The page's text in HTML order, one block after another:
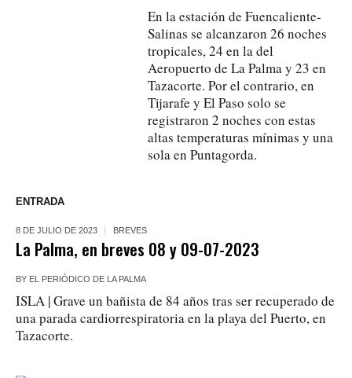
En la estación de Fuencaliente-
Salinas se alcanzaron 26 noches
tropicales, 24 en la del
Aeropuerto de La Palma y 23 en
Tazacorte. Por el contrario, en
Tijarafe y El Paso solo se
registraron 2 noches con estas
altas temperaturas mínimas y una
sola en Puntagorda.
ENTRADA
8 DE JULIO DE 2023 BREVES
La Palma, en breves 08 y 09-07-2023
BY EL PERIÓDICO DE LA PALMA
ISLA | Grave un bañista de 84 años tras ser recuperado de
una parada cardiorrespiratoria en la playa del Puerto, en
Tazacorte.